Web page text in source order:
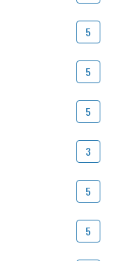
5
5
5
3
5
5